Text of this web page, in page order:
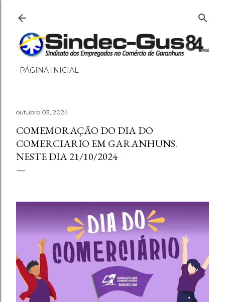
PÁGINA INICIAL
outubro 03, 2024
COMEMORAÇÃO DO DIA DO
COMERCIARIO EM GARANHUNS.
NESTE DIA 21/10/2024